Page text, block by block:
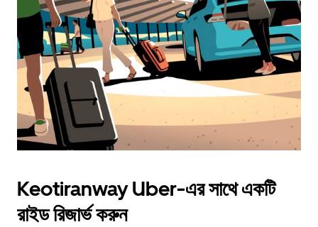
escape
button
close
the
calendar.
Keotiranway Uber-এর সাথে একটি
রাইড রিজার্ভ করুন